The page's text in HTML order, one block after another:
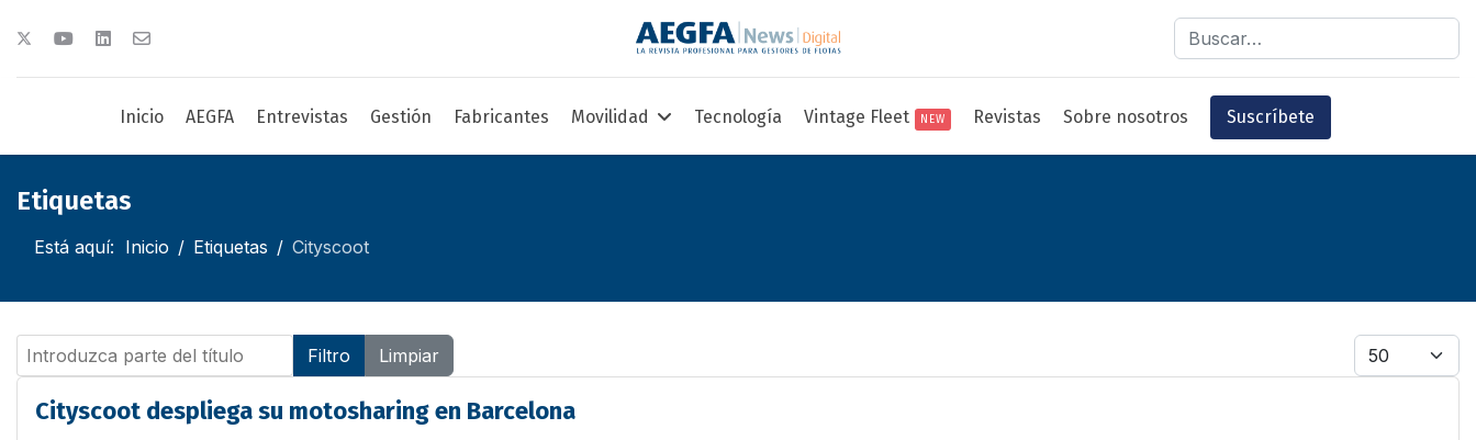
Buscar
Inicio AEGFA Entrevistas Gestión Fabricantes Movilidad Tecnología Vintage Fleet NEW Revistas Sobre nosotros Suscríbete
Etiquetas
Está aquí: Inicio Etiquetas Cityscoot
Introduzca parte del título Filtro Limpiar Cantidad
Cityscoot despliega su motosharing en Barcelona